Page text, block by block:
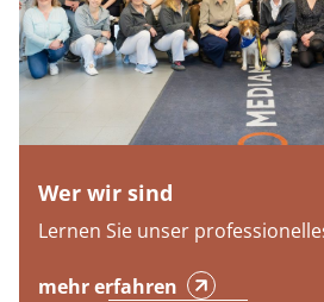
Wer wir sind
Lernen Sie unser
mehr erfahren